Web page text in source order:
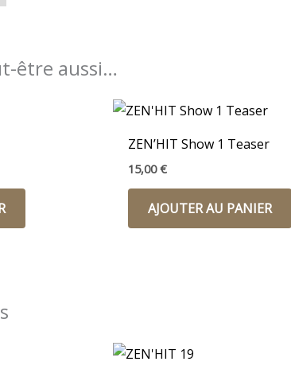
être aussi…
ZEN’HIT Show 1 Teaser
15,00€
AJOUTER AU PANIER